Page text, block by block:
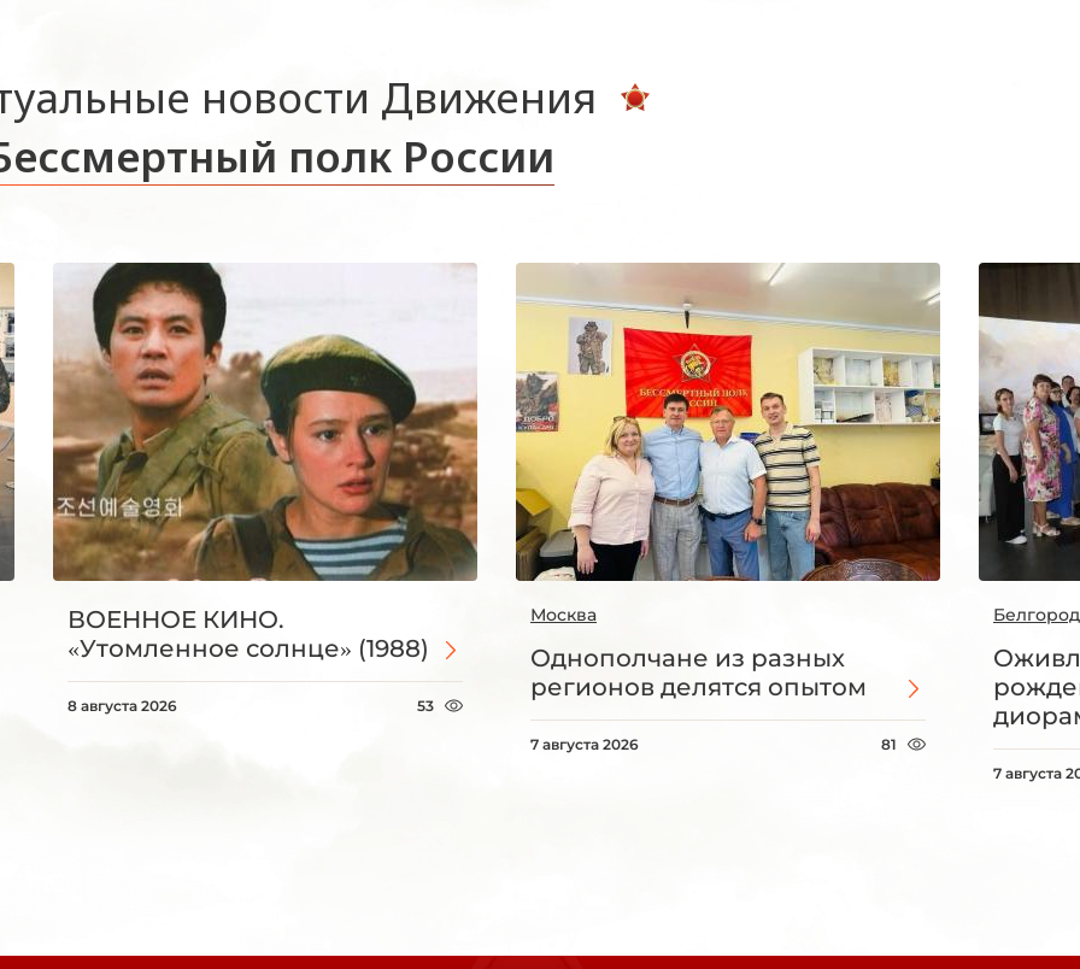
новости Движения
полк России
ВОЕННОЕ КИНО.
«Утомленное солнце» (1988)
8 августа 2026 53
Москва
Однополчане из разных
регионов делятся опытом
7 августа 2026 81
7 августа